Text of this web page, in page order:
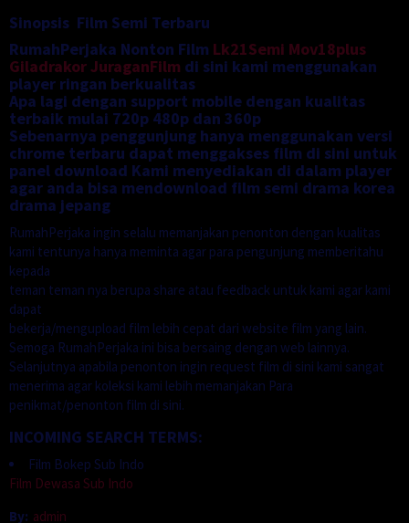
Sinopsis Film Semi Terbaru
RumahPerjaka Nonton Film Lk21Semi Mov18plus
Giladrakor JuraganFilm di sini kami menggunakan
player ringan berkualitas
Apa lagi dengan support mobile dengan kualitas
terbaik mulai 720p 480p dan 360p
Sebenarnya penggunjung hanya menggunakan versi
chrome terbaru dapat menggakses film di sini untuk
panel download Kami menyediakan di dalam player
agar anda bisa mendownload film semi drama korea
drama jepang
RumahPerjaka ingin selalu memanjakan penonton dengan kualitas
kami tentunya hanya meminta agar para pengunjung memberitahu
kepada
teman teman nya berupa share atau feedback untuk kami agar kami
dapat
bekerja/mengupload film lebih cepat dari website film yang lain.
Semoga RumahPerjaka ini bisa bersaing dengan web lainnya.
Selanjutnya apabila penonton ingin request film di sini kami sangat
menerima agar koleksi kami lebih memanjakan Para
penikmat/penonton film di sini.
INCOMING SEARCH TERMS:
Film Bokep Sub Indo
Film Dewasa Sub Indo
By: admin